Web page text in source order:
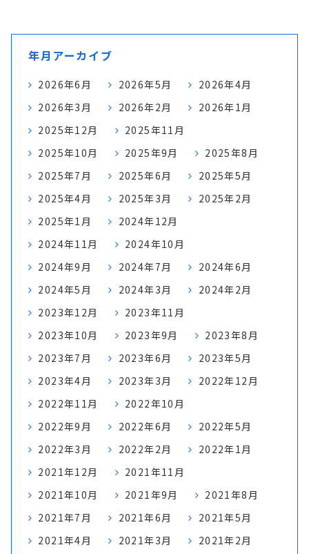
年月アーカイブ
2026年6月 2026年5月
2026年4月
2026年3月
2026年2月
2026年1月
2025年12月
2025年11月
2025年10月
2025年9月
2025年8月
2025年7月
2025年6月
2025年5月
2025年4月
2025年3月
2025年2月
2025年1月
2024年12月
2024年11月
2024年10月
2024年9月
2024年7月
2024年6月
2024年5月
2024年3月
2024年2月
2023年12月
2023年11月
2023年10月
2023年9月
2023年8月
2023年7月
2023年6月
2023年5月
2023年4月
2023年3月
2022年12月
2022年11月
2022年10月
2022年9月
2022年6月
2022年5月
2022年3月
2022年2月
2022年1月
2021年12月
2021年11月
2021年10月
2021年9月
2021年8月
2021年7月
2021年6月
2021年5月
2021年4月
2021年3月
2021年2月